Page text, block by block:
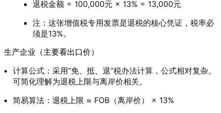
退税金额 = 100,000元 × 13% = 13,000元
注：这张增值税专用发票是退税的核心凭证，税率必
须是13%。
生产企业（主要看出口价）
计算公式：采用“免、抵、退”税办法计算，公式相对复杂。
可简化理解为退税上限与离岸价相关。
简易算法：退税上限 ≈ FOB（离岸价） × 13%